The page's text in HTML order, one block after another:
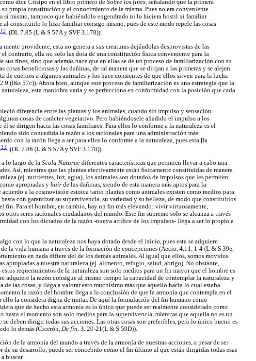
dice Crisipo en el libro primero de Sobre los fines, señalando que la primera
su propia constitución y el conocimiento de la misma. Pues no era conveniente
sí mismo, tampoco que habiéndolo engendrado ni lo hiciera hostil ni familiar
al constituirlo lo hizo familiar consigo mismo, pues de este modo repele las cosas
12 (DL 7.85 (L & S 57A y SVF 3.178)).
providente, esta no genera a sus creaturas dejándolas desprovistas de las
el contrario, ella no solo las dota de una constitución física conveniente para la
sus fines, sino que además hace que en ellas se dé un proceso de familiarización con su
beneficiosas y las dañinas, de tal manera que se dirijan a las primeras y se alejen
de cuernos a algunos animales y los hace consientes de que ellos sirven para la lucha
(l&s 57c)). Ahora bien, aunque este proceso de familiarización es una estrategia que la
esta maniobra varía y se perfecciona en conformidad con la posición que cada
diferencia entre las plantas y los animales, cuando sin impulso y sensación
cosas de carácter vegetativo. Pero habiéndosele añadido el impulso a los
se dirigen hacia las cosas familiares. Para ellos lo conforme a la naturaleza es el
sido concedida la razón a los racionales para una administración más
con la razón llega a ser para ellos lo conforme a la naturaleza, pues esta [la
13
. (DL 7.86 (L & S 57A y SVF 3.178))
lo largo de la Scala Naturae diferentes características que permiten llevar a cabo una
Así, mientras que las plantas efectivamente están físicamente constituidas de manera
(ej. nutrientes, luz, agua), los animales son dotados de impulsos que les permiten
apropiadas y huir de las dañinas, siendo de esta manera más aptos para la
a la cosmovisión estoica tanto plantas como animales existen como medios para
con garantizar su supervivencia, su variedad y su belleza, de modo que constituirlos
fin. Para el hombre, en cambio, hay un fin más elevando: vivir virtuosamente,
seres racionales ciudadanos del mundo. Este fin supremo solo se alcanza a través
con los dictados de la razón -nueva artífice de los impulsos- llega a ser lo propio a
con lo que la naturaleza nos haya dotado desde el inicio, pues esta se adquiere
la vida humana a través de la formación de concepciones (Aecio, 4.11. 1-4 (L & S 39e,
en nada difiere del de los demás animales. Al igual que ellos, somos movidos
apropiadas a nuestra naturaleza (ej. alimento, refugio, salud, abrigo). No obstante,
requerimientos de la naturaleza son solo medios para un fin mayor que el hombre es
adquiere la razón consigue al mismo tiempo la capacidad de contemplar la naturaleza y
las cosas, y llega a valorar esto muchísimo más que aquello hacia lo cual estaba
la razón del hombre llega a la conclusión de que la armonía que contempla en el
la considera digna de imitar. De aquí la formulación del fin humano como
que de hecho esta armonía es lo único que puede ser realmente considerado como
hasta el momento son solo medios para la supervivencia, mientras que aquella no es un
deben dirigir todas sus acciones. Las otras cosas son preferibles, pero lo único bueno es
lo demás (Cicerón, De fin. 3. 20-21(L & S 59D)).
de la armonía del mundo a través de la armonía de nuestras acciones, a pesar de ser
su desarrollo, puede ser concebido como el fin último al que están dirigidas todas esas
buscar.